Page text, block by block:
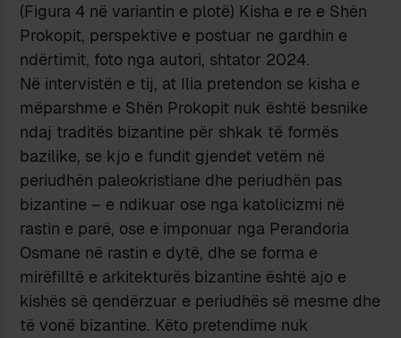
(Figura 4 në variantin e plotë) Kisha e re e Shën
Prokopit, perspektive e postuar ne gardhin e
ndërtimit, foto nga autori, shtator 2024.
Në intervistën e tij, at Ilia pretendon se kisha e
mëparshme e Shën Prokopit nuk është besnike
ndaj traditës bizantine për shkak të formës
bazilike, se kjo e fundit gjendet vetëm në
periudhën paleokristiane dhe periudhën pas
bizantine – e ndikuar ose nga katolicizmi në
rastin e parë, ose e imponuar nga Perandoria
Osmane në rastin e dytë, dhe se forma e
mirëfilltë e arkitekturës bizantine është ajo e
kishës së qendërzuar e periudhës së mesme dhe
të vonë bizantine. Këto pretendime nuk